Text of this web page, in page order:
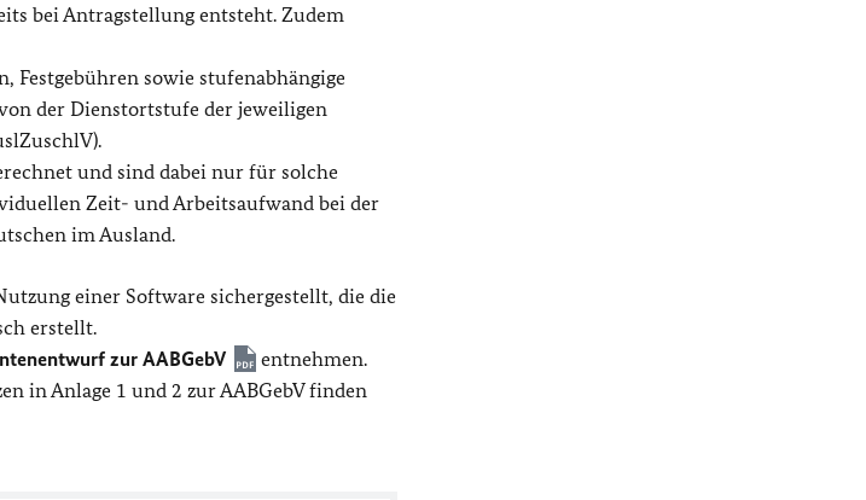
bei Antragstellung entsteht. Zudem
Festgebühren sowie stufenabhängige
der Dienstortstufe der jeweiligen
und sind dabei nur für solche
Zeit- und Arbeitsaufwand bei der
im Ausland.
einer Software sichergestellt, die die
erstellt.
zur AABGebV
entnehmen.
in Anlage 1 und 2 zur AABGebV finden